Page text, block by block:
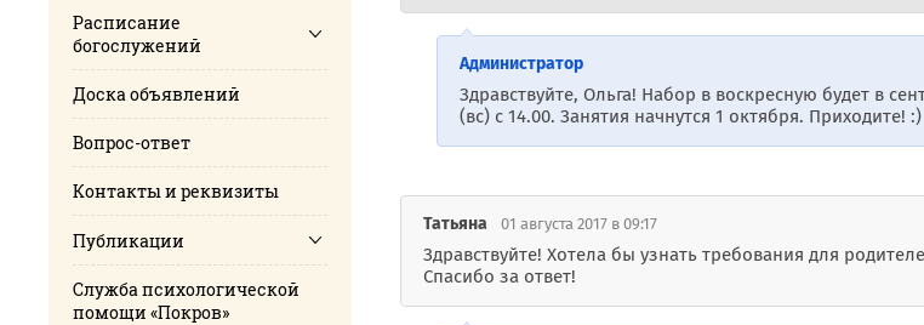
Расписание
богослужений
Доска объявлений
Вопрос-ответ
Контакты и реквизиты
Публикации
Cлужба психологической
помощи «Покров»
Администратор
Здравствуйте, Ольга! Набор в воскресную будет в
(вс) с 14.00. Занятия начнутся 1 октября. Приходите! :)
Татьяна 01 августа 2017 в 09:17
Здравствуйте! Хотела бы узнать требования для
Спасибо за ответ!